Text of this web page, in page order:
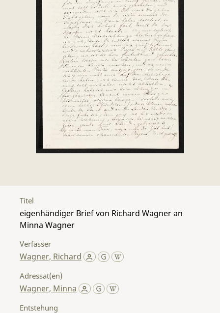
Titel
eigenhändiger Brief von Richard Wagner an
Minna Wagner
Verfasser
Wagner, Richard
Adressat(en)
Wagner, Minna
Entstehung